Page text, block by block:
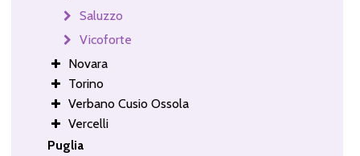
Saluzzo
Vicoforte
Novara
Torino
Verbano Cusio Ossola
Vercelli
Puglia